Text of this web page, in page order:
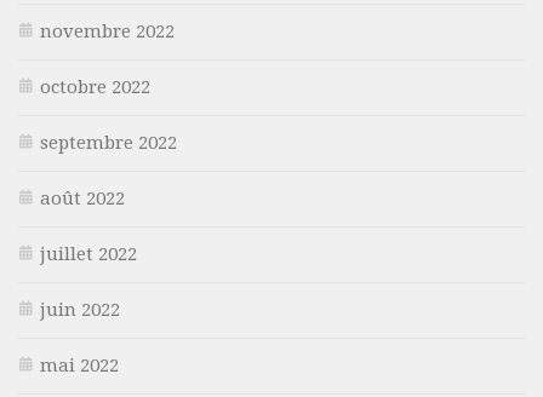
novembre 2022
octobre 2022
septembre 2022
août 2022
juillet 2022
juin 2022
mai 2022